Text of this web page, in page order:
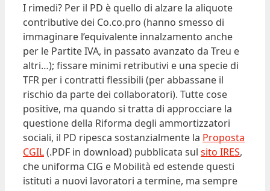
I rimedi? Per il PD è quello di alzare la aliquote
contributive dei Co.co.pro (hanno smesso di
immaginare l’equivalente innalzamento anche
per le Partite IVA, in passato avanzato da Treu e
altri…); fissare minimi retributivi e una specie di
TFR per i contratti flessibili (per abbassane il
rischio da parte dei collaboratori). Tutte cose
positive, ma quando si tratta di approcciare la
questione della Riforma degli ammortizzatori
sociali, il PD ripesca sostanzialmente la Proposta
CGIL(.PDF in download) pubblicata sul sito IRES,
che uniforma CIG e Mobilità ed estende questi
istituti a nuovi lavoratori a termine, ma sempre